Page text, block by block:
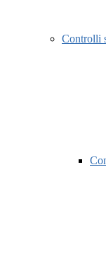
Controlli